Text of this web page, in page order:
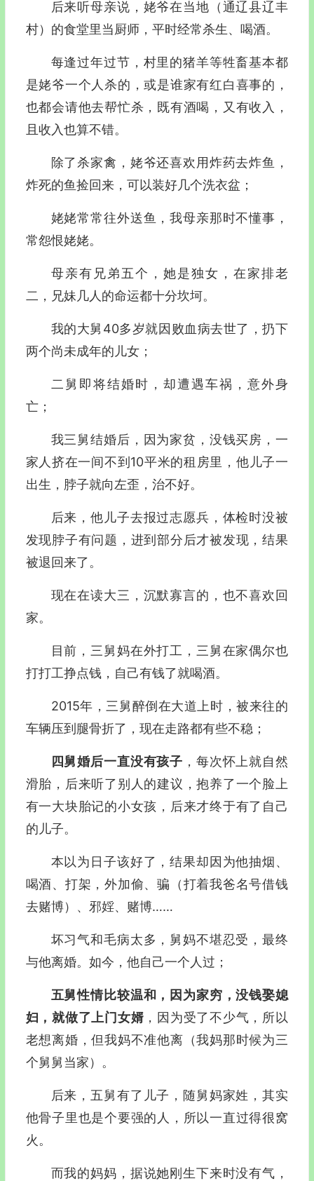
后来听母亲说，姥爷在当地（通辽县辽丰
村）的食堂里当厨师，平时经常杀生、喝酒。
每逢过年过节，村里的猪羊等牲畜基本都
是姥爷一个人杀的，或是谁家有红白喜事的，
也都会请他去帮忙杀，既有酒喝，又有收入，
且收入也算不错。
除了杀家禽，姥爷还喜欢用炸药去炸鱼，
炸死的鱼捡回来，可以装好几个洗衣盆；
姥姥常常往外送鱼，我母亲那时不懂事，
常怨恨姥姥。
母亲有兄弟五个，她是独女，在家排老
二，兄妹几人的命运都十分坎坷。
我的大舅40多岁就因败血病去世了，扔下
两个尚未成年的儿女；
二舅即将结婚时，却遭遇车祸，意外身
亡；
我三舅结婚后，因为家贫，没钱买房，一
家人挤在一间不到10平米的租房里，他儿子一
出生，脖子就向左歪，治不好。
后来，他儿子去报过志愿兵，体检时没被
发现脖子有问题，进到部分后才被发现，结果
被退回来了。
现在在读大三，沉默寡言的，也不喜欢回
家。
目前，三舅妈在外打工，三舅在家偶尔也
打打工挣点钱，自己有钱了就喝酒。
2015年，三舅醉倒在大道上时，被来往的
车辆压到腿骨折了，现在走路都有些不稳；
四舅婚后一直没有孩子 ，每次怀上就自然
滑胎，后来听了别人的建议，抱养了一个脸上
有一大块胎记的小女孩，后来才终于有了自己
的儿子。
本以为日子该好了，结果却因为他抽烟、
喝酒、打架，外加偷、骗（打着我爸名号借钱
去赌博）、邪婬、赌博……
坏习气和毛病太多，舅妈不堪忍受，最终
与他离婚。如今，他自己一个人过；
五舅性情比较温和，因为家穷，没钱娶媳
妇，就做了上门女婿 ，因为受了不少气，所以
老想离婚，但我妈不准他离（我妈那时候为三
个舅舅当家）。
后来，五舅有了儿子，随舅妈家姓，其实
他骨子里也是个要强的人，所以一直过得很窝
火。
而我的妈妈，据说她刚生下来时没有气，